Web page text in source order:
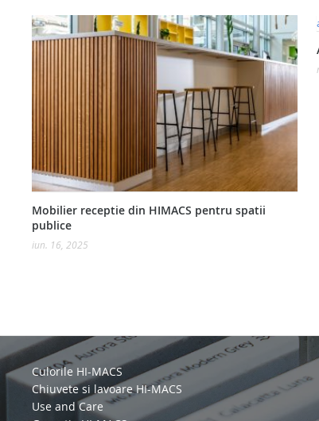
Mobilier receptie din HIMACS pentru spatii
publice
iun. 16, 2025
Culorile HI-MACS
Chiuvete si lavoare HI-MACS
Use and Care